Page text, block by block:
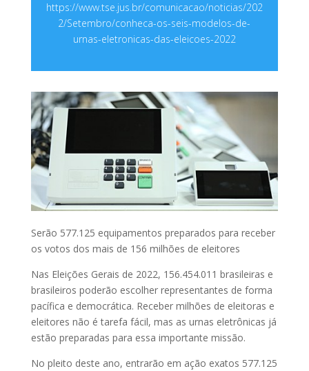
https://www.tse.jus.br/comunicacao/noticias/202
2/Setembro/conheca-os-seis-modelos-de-
urnas-eletronicas-das-eleicoes-2022
Serão 577.125 equipamentos preparados para receber
os votos dos mais de 156 milhões de eleitores
Nas Eleições Gerais de 2022, 156.454.011 brasileiras e
brasileiros poderão escolher representantes de forma
pacífica e democrática. Receber milhões de eleitoras e
eleitores não é tarefa fácil, mas as urnas eletrônicas já
estão preparadas para essa importante missão.
No pleito deste ano, entrarão em ação exatos 577.125